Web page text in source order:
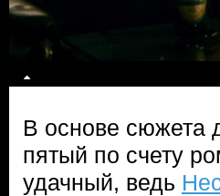
В основе сюжета
пятый по счету
удачный, ведь